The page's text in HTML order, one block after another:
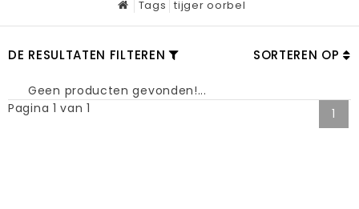
Tags tijger oorbel
DE RESULTATEN FILTEREN SORTEREN OP
Geen producten gevonden!...
Pagina 1 van 1
1